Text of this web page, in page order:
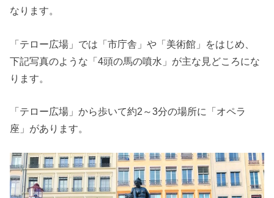
なります。
「テロー広場」では「市庁舎」や「美術館」をはじめ、
下記写真のような「4頭の馬の噴水」が主な見どころにな
ります。
「テロー広場」から歩いて約2～3分の場所に「オペラ
座」があります。